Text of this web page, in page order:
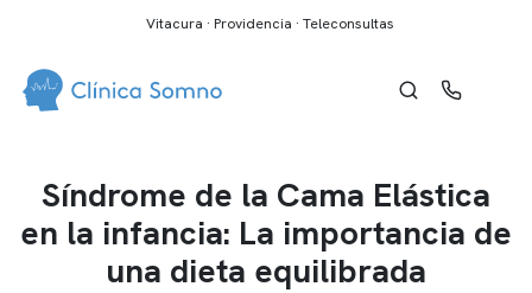
Vitacura · Providencia · Teleconsultas
Síndrome de la Cama Elástica
en la infancia: La importancia de
una dieta equilibrada